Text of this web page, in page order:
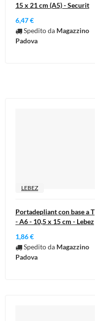
15 x 21 cm (A5) - Securit
6,47 €
Spedito da Magazzino
Padova
LEBEZ
Portadepliant con base a T
- A6 - 10,5 x 15 cm - Lebez
1,86 €
Spedito da Magazzino
Padova